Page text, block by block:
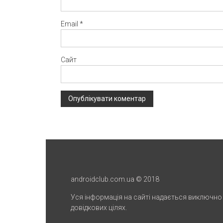
Email *
Сайт
androidclub.com.ua © 2018
Уся інформація на сайті надається
довідкових цілях.